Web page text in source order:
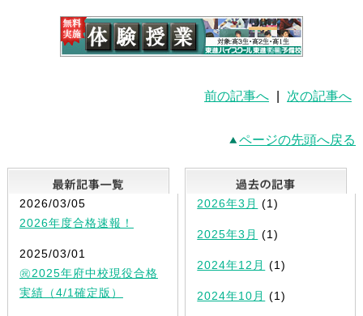
前の記事へ 次の記事へ
ページの先頭へ戻る
最新記事一覧
2026/03/05
2026年度合格速報！
2025/03/01
㊗2025年府中校現役合格
実績（4/1確定版）
2026年3月 (1)
2025年3月 (1)
2024年12月 (1)
2024年10月 (1)